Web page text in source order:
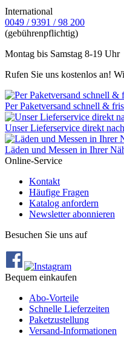
International
0049 / 9391 / 98 200
(gebührenpflichtig)
Montag bis Samstag 8-19 Uhr
Rufen Sie uns kostenlos an!
Per Paketversand schnell &
Unser Lieferservice direkt
Läden und Messen in Ihrer
Online-Service
Kontakt
Häufige Fragen
Katalog anfordern
Newsletter abonnieren
Besuchen Sie uns auf
Bequem einkaufen
Abo‐Vorteile
Schnelle Lieferzeiten
Paketzustellung
Versand‐Informationen